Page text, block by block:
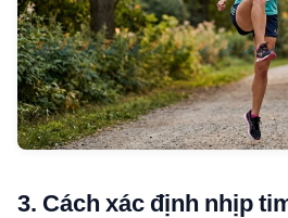
3. Cách xác định nhịp